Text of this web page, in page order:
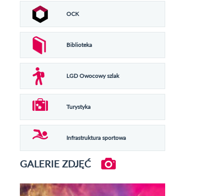
OCK
Biblioteka
LGD Owocowy szlak
Turystyka
Infrastruktura sportowa
GALERIE ZDJĘĆ